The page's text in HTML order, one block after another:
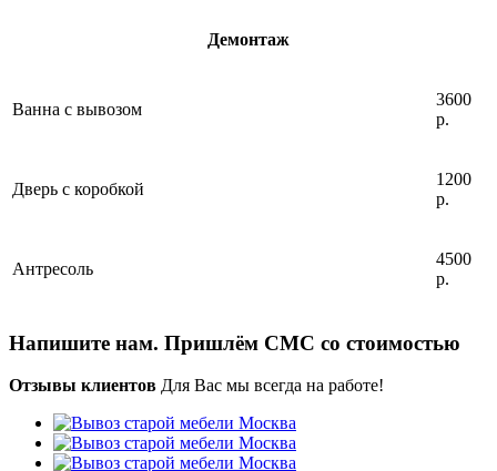
Демонтаж
Ванна с вывозом
3600
р.
Дверь с коробкой
1200
р.
Антресоль
4500
р.
Напишите нам. Пришлём СМС со стоимостью
Отзывы клиентов Для Вас мы всегда на работе!